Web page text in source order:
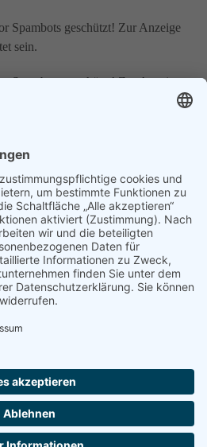
Spambots geschützt! Zur Anzeige
sein.
Spambots geschützt! Zur Anzeige
sein.
Uhr
bei Instagram